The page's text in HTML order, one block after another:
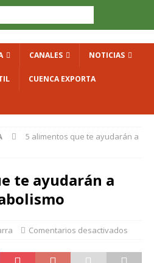
CANALES NOTICIAS
CUENCA EXPORTA
5 alimentos que te ayudarán a
te ayudarán a
Comentarios desactivados